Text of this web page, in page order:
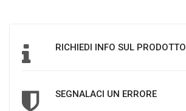
RICHIEDI INFO SUL PRODOTTO
SEGNALACI UN ERRORE